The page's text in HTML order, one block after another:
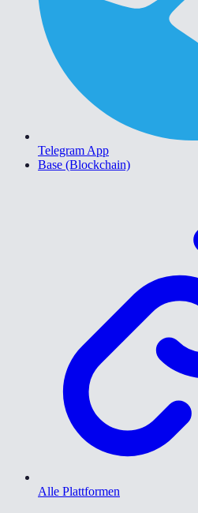
Telegram App
Base (Blockchain)
Alle Plattformen